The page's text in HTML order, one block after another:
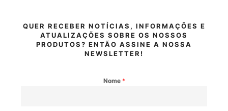
QUER RECEBER NOTÍCIAS, INFORMAÇÕES E
ATUALIZAÇÕES SOBRE OS NOSSOS
PRODUTOS? ENTÃO ASSINE A NOSSA
NEWSLETTER!
Nome *